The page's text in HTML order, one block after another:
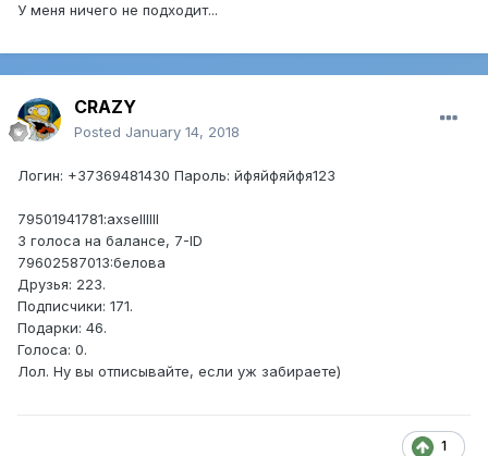
У меня ничего не подходит...
CRAZY
Posted January 14, 2018
Логин: +37369481430 Пароль: йфяйфяйфя123
79501941781:axsellllll
3 голоса на балансе, 7-ID
79602587013:белова
Друзья: 223.
Подписчики: 171.
Подарки: 46.
Голоса: 0.
Лол. Ну вы отписывайте, если уж забираете)
1